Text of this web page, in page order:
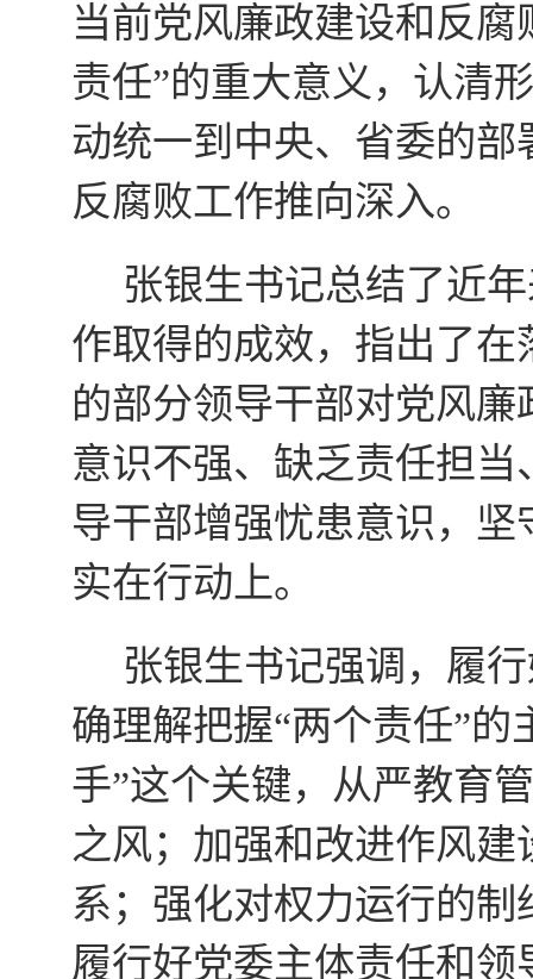
当前党风廉政建设和反
责任”的重大意义，认清
动统一到中央、省委的
反腐败工作推向深入。
张银生书记总结了近
作取得的成效，指出了
的部分领导干部对党风
意识不强、缺乏责任担
导干部增强忧患意识，坚
实在行动上。
张银生书记强调，履
确理解把握“两个责任”
手”这个关键，从严教育
之风；加强和改进作风
系；强化对权力运行的
履行好党委主体责任和